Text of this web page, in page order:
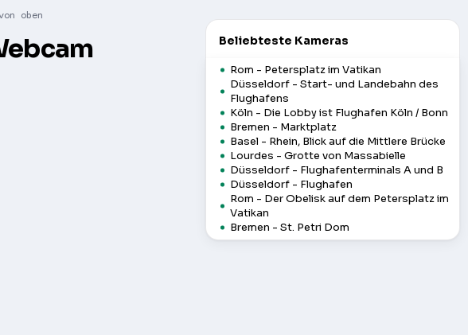
oben
Beliebteste Kameras
Rom - Petersplatz im Vatikan
Düsseldorf - Start- und Landebahn des
Flughafens
Köln - Die Lobby ist Flughafen Köln / Bonn
Bremen - Marktplatz
Basel - Rhein, Blick auf die Mittlere Brücke
Lourdes - Grotte von Massabielle
Düsseldorf - Flughafenterminals A und B
Düsseldorf - Flughafen
Rom - Der Obelisk auf dem Petersplatz im
Vatikan
Bremen - St. Petri Dom